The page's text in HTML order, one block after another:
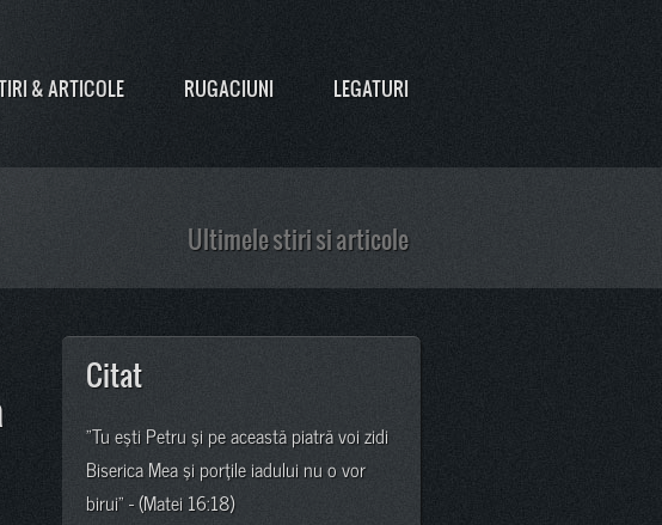
& ARTICOLE RUGACIUNI LEGATURI
Ultimele stiri si articole
Citat
"Tu eşti Petru şi pe această piatră voi zidi
Biserica Mea şi porţile iadului nu o vor
birui" - (Matei 16:18)